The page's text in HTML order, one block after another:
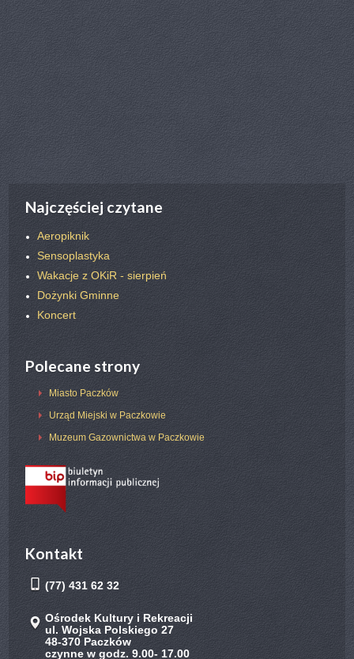
poprz. nast.
Najczęściej czytane
Aeropiknik
Sensoplastyka
Wakacje z OKiR - sierpień
Dożynki Gminne
Koncert
Polecane strony
Miasto Paczków
Urząd Miejski w Paczkowie
Muzeum Gazownictwa w Paczkowie
Kontakt
(77) 431 62 32
Ośrodek Kultury i Rekreacji
ul. Wojska Polskiego 27
48-370 Paczków
czynne w godz. 9.00- 17.00